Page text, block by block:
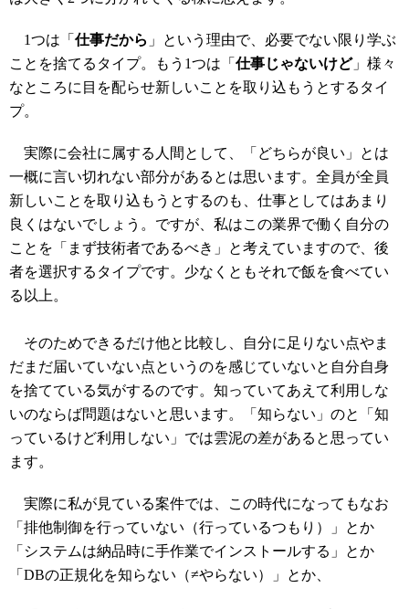
1つは「 仕事だから 」という理由で、必要でない限り学ぶ
ことを捨てるタイプ。もう1つは「 仕事じゃないけど」様々
なところに目を配らせ新しいことを取り込もうとするタイ
プ。
実際に会社に属する人間として、「どちらが良い」とは
一概に言い切れない部分があるとは思います。全員が全員
新しいことを取り込もうとするのも、仕事としてはあまり
良くはないでしょう。ですが、私はこの業界で働く自分の
ことを「まず技術者であるべき」と考えていますので、後
者を選択するタイプです。少なくともそれで飯を食べてい
る以上。
そのためできるだけ他と比較し、自分に足りない点やま
だまだ届いていない点というのを感じていないと自分自身
を捨てている気がするのです。知っていてあえて利用しな
いのならば問題はないと思います。「知らない」のと「知
っているけど利用しない」では雲泥の差があると思ってい
ます。
実際に私が見ている案件では、この時代になってもなお
「排他制御を行っていない（行っているつもり）」とか
「システムは納品時に手作業でインストールする」とか
「DBの正規化を知らない（≠やらない）」とか、